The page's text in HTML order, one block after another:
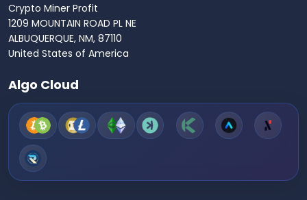
Crypto Miner Profit
1209 MOUNTAIN ROAD PL NE
ALBUQUERQUE, NM, 87110
United States of America
Algo Cloud